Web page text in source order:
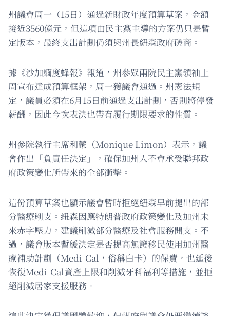
州議會周一（15日）通過新財政年度預算草案，金額
接近3560億元，但這項由民主黨主導的方案仍只是暫
定版本，最終支出計劃仍須與州長紐森政府磋商。
據《沙加緬度蜂報》報道，州參眾兩院民主黨領袖上
周宣布達成預算框架，周一獲議會通過。州憲法規
定，議員必須在6月15日前通過支出計劃，否則將停發
薪酬，因此今次表決也帶有履行期限要求的性質。
州參院執行主席利蒙（Monique Limon）表示，議
會作出「負責任決定」，確保加州人不會承受聯邦政
府政策變化所帶來的全部衝擊。
這份預算草案也顯示議會暫時拒絕紐森早前提出的部
分醫療削支。紐森因應特朗普政府政策變化及加州未
來赤字壓力，建議削減部分醫療及社會服務開支。不
過，議會版本暫緩決定是否提高無證移民使用加州醫
療補助計劃（Medi-Cal，俗稱白卡）的保費，也延後
恢復Medi-Cal資產上限和削減牙科福利等措施，並拒
絕削減居家支援服務。